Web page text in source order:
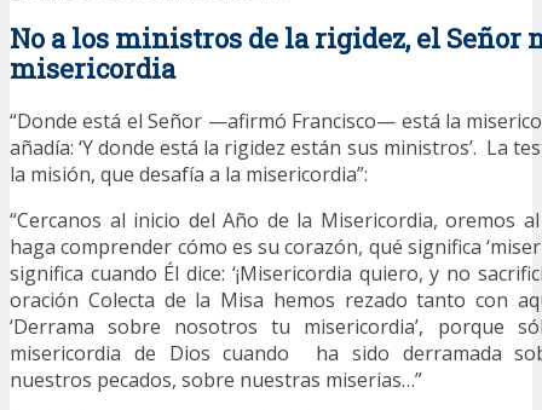
No a los ministros de la rigidez, el Señor
misericordia
“Donde está el Señor —afirmó Francisco— está la
añadía: ‘Y donde está la rigidez están sus ministros’. La
la misión, que desafía a la misericordia”:
“Cercanos al inicio del Año de la Misericordia, oremos
haga comprender cómo es su corazón, qué significa
significa cuando Él dice: ‘¡Misericordia quiero, y no
oración Colecta de la Misa hemos rezado tanto con
‘Derrama sobre nosotros tu misericordia’, porque
misericordia de Dios cuando ha sido derramada
nuestros pecados, sobre nuestras miserias…”